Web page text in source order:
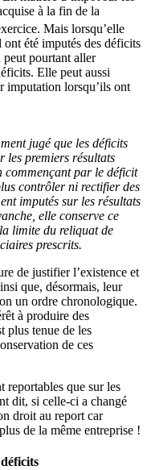
à la fin de la
Mais lorsqu’elle
été imputés des déficits
peut pourtant aller
Elle peut aussi
imputation lorsqu’ils ont
jugé que les déficits
les premiers résultats
commençant par le déficit
contrôler ni rectifier des
imputés sur les résultats
elle conserve ce
limite du reliquat de
prescrits.
de justifier l’existence et
que, désormais, leur
un ordre chronologique.
à produire des
plus tenue de les
de ces
reportables que sur les
dit, si celle-ci a changé
droit au report car
de la même entreprise !